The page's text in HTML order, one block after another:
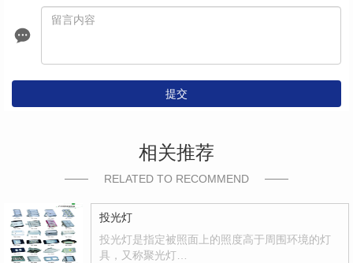
提交
相关推荐
RELATED TO RECOMMEND
投光灯
投光灯是指定被照面上的照度高于周围环境的灯
具，又称聚光灯…